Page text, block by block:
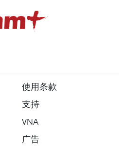
使用条款
支持
VNA
广告